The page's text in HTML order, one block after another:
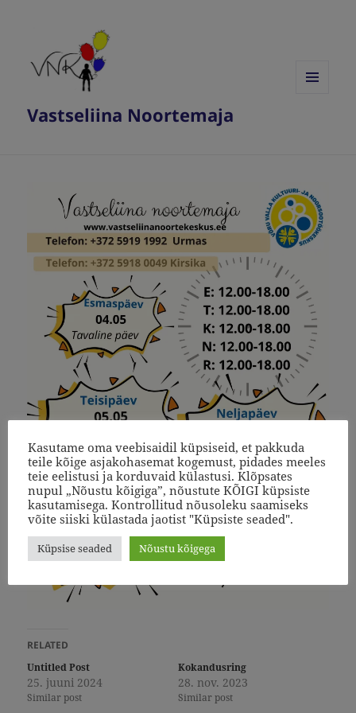
Vastseliina Noortemaja
RELATED
Untitled Post
25. juuni 2024
Similar post
Kokandusring
28. nov. 2023
Similar post
Kasutame oma veebisaidil küpsiseid, et pakkuda
teile kõige asjakohasemat kogemust, pidades meeles
teie eelistusi ja korduvaid külastusi. Klõpsates
nupul „Nõustu kõigiga”, nõustute KÕIGI küpsiste
kasutamisega. Kontrollitud nõusoleku saamiseks
võite siiski külastada jaotist "Küpsiste seaded".
Küpsise seaded Nõustu kõigega